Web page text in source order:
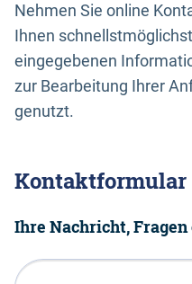
Nehmen Sie online
Ihnen
eingegebenen
zur Bearbeitung Ihrer
genutzt.
Kontaktformular
Ihre Nachricht,